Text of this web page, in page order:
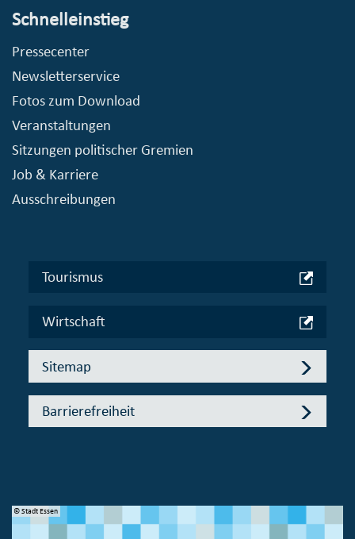
Schnelleinstieg
Pressecenter
Newsletterservice
Fotos zum Download
Veranstaltungen
Sitzungen politischer Gremien
Job & Karriere
Ausschreibungen
Tourismus
Wirtschaft
Sitemap
Barrierefreiheit
© Stadt Essen